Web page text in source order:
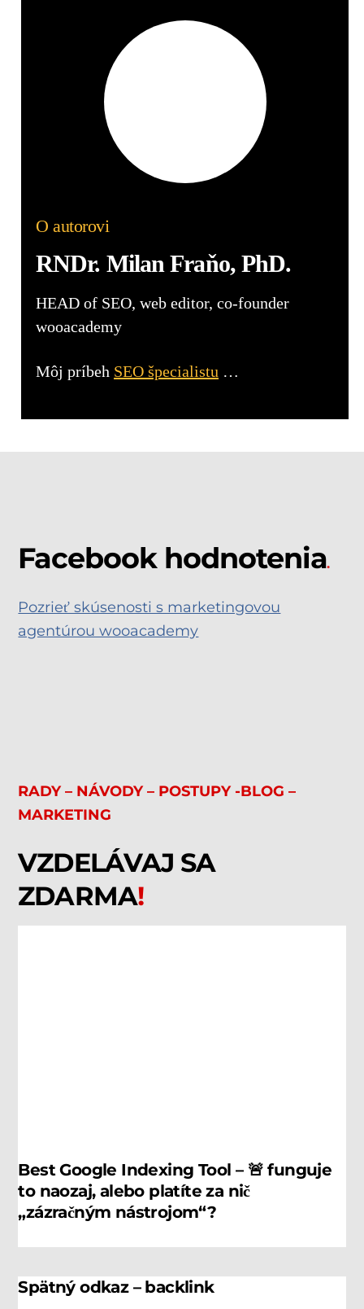
O autorovi
RNDr. Milan Fraňo, PhD.
HEAD of SEO, web editor, co-founder
wooacademy
Môj príbeh SEO špecialistu …
Facebook hodnotenia.
Pozrieť skúsenosti s marketingovou
agentúrou wooacademy
RADY – NÁVODY – POSTUPY -BLOG –
MARKETING
VZDELÁVAJ SA
ZDARMA!
Best Google Indexing Tool – 🚨 funguje
to naozaj, alebo platíte za nič
„zázračným nástrojom“?
Spätný odkaz – backlink